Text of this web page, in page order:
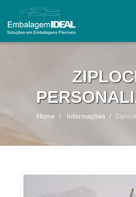
Home Informações